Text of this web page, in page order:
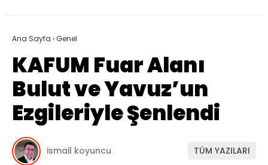
Ana Sayfa ›Genel
KAFUM Fuar Alanı
Bulut ve Yavuz’un
Ezgileriyle Şenlendi
ismail koyuncu TÜM YAZILARI